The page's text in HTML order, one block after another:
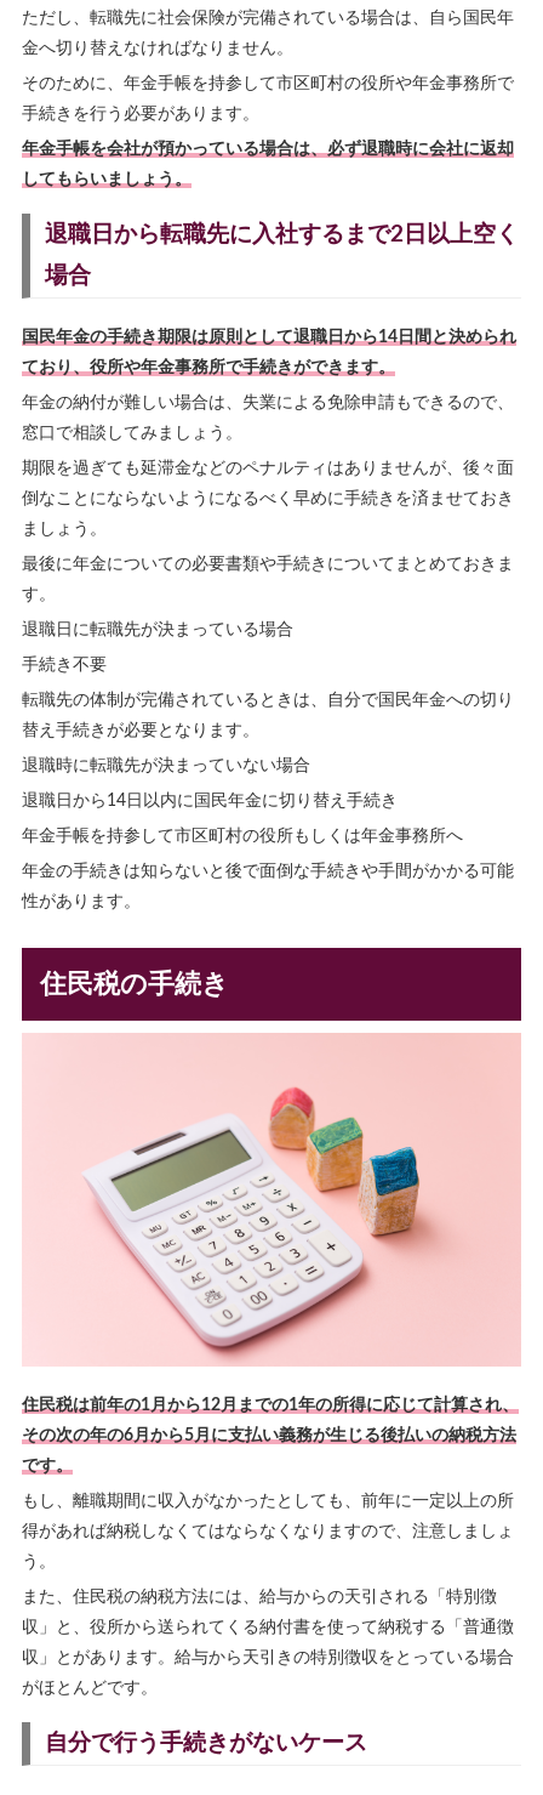
ただし、転職先に社会保険が完備されている場合は、自ら国民年
金へ切り替えなければなりません。
そのために、年金手帳を持参して市区町村の役所や年金事務所で
手続きを行う必要があります。
年金手帳を会社が預かっている場合は、必ず退職時に会社に返却
してもらいましょう。
退職日から転職先に入社するまで2日以上空く
場合
国民年金の手続き期限は原則として退職日から14日間と決められ
ており、役所や年金事務所で手続きができます。
年金の納付が難しい場合は、失業による免除申請もできるので、
窓口で相談してみましょう。
期限を過ぎても延滞金などのペナルティはありませんが、後々面
倒なことにならないようになるべく早めに手続きを済ませておき
ましょう。
最後に年金についての必要書類や手続きについてまとめておきま
す。
退職日に転職先が決まっている場合
手続き不要
転職先の体制が完備されているときは、自分で国民年金への切り
替え手続きが必要となります。
退職時に転職先が決まっていない場合
退職日から14日以内に国民年金に切り替え手続き
年金手帳を持参して市区町村の役所もしくは年金事務所へ
年金の手続きは知らないと後で面倒な手続きや手間がかかる可能
性があります。
住民税の手続き
住民税は前年の1月から12月までの1年の所得に応じて計算され、
その次の年の6月から5月に支払い義務が生じる後払いの納税方法
です。
もし、離職期間に収入がなかったとしても、前年に一定以上の所
得があれば納税しなくてはならなくなりますので、注意しましょ
う。
また、住民税の納税方法には、給与からの天引される「特別徴
収」と、役所から送られてくる納付書を使って納税する「普通徴
収」とがあります。給与から天引きの特別徴収をとっている場合
がほとんどです。
自分で行う手続きがないケース